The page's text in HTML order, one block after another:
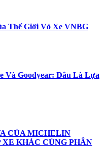
Thế Giới Vỏ Xe VNBG
Và Goodyear: Đâu Là Lựa
CỦA MICHELIN
XE KHÁC CÙNG PHÂN